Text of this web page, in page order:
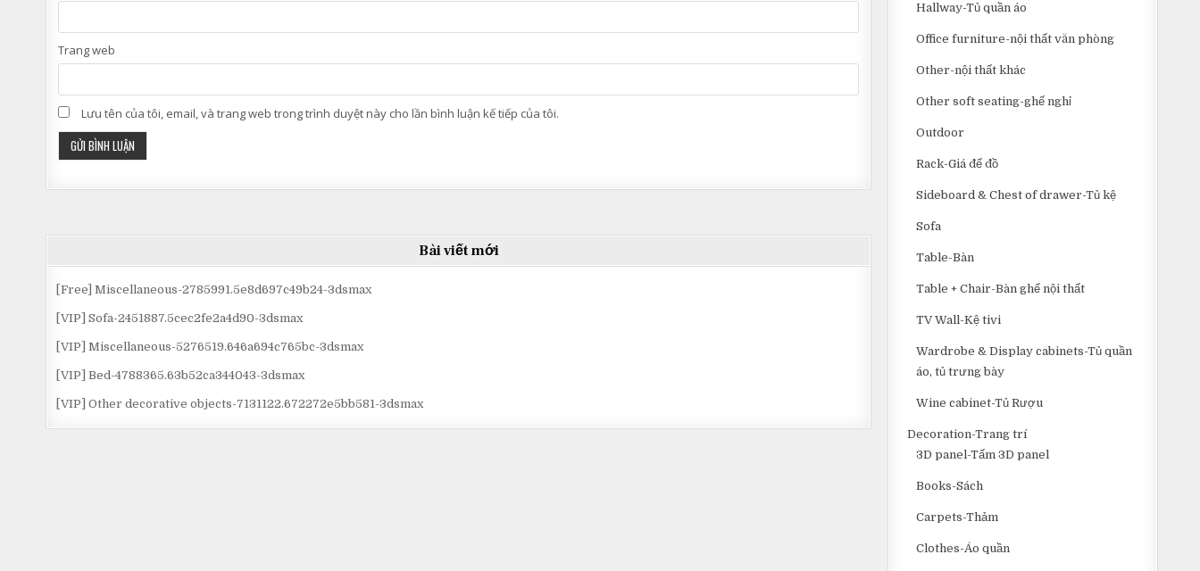
Trang web
Lưu tên của tôi, email, và trang web trong trình duyệt này cho lần bình luận kế tiếp của tôi.
Bài viết mới
[Free] Miscellaneous-2785991.5e8d697c49b24-3dsmax
[VIP] Sofa-2451887.5cec2fe2a4d90-3dsmax
[VIP] Miscellaneous-5276519.646a694c765bc-3dsmax
[VIP] Bed-4788365.63b52ca344043-3dsmax
[VIP] Other decorative objects-7131122.672272e5bb581-3dsmax
Hallway-Tủ quần áo
Office furniture-nội thất văn phòng
Other-nội thất khác
Other soft seating-ghế nghỉ
Outdoor
Rack-Giá để đồ
Sideboard & Chest of drawer-Tủ kệ
Sofa
Table-Bàn
Table + Chair-Bàn ghế nội thất
TV Wall-Kệ tivi
Wardrobe & Display cabinets-Tủ quần
áo, tủ trưng bày
Wine cabinet-Tủ Rượu
Decoration-Trang trí
3D panel-Tấm 3D panel
Books-Sách
Carpets-Thảm
Clothes-Áo quần